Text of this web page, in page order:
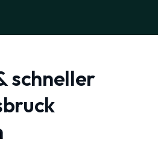
schneller